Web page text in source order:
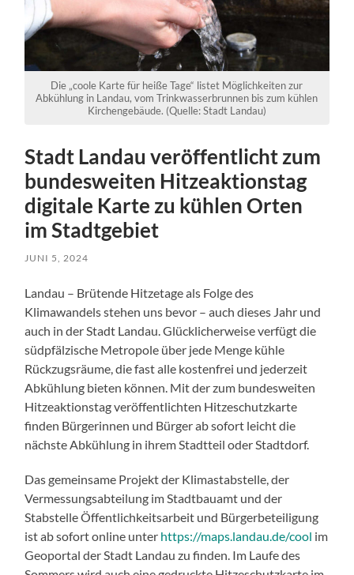
Die „coole Karte für heiße Tage“ listet Möglichkeiten zur
Abkühlung in Landau, vom Trinkwasserbrunnen bis zum kühlen
Kirchengebäude. (Quelle: Stadt Landau)
Stadt Landau veröffentlicht zum
bundesweiten Hitzeaktionstag
digitale Karte zu kühlen Orten
im Stadtgebiet
JUNI 5, 2024
Landau – Brütende Hitzetage als Folge des
Klimawandels stehen uns bevor – auch dieses Jahr und
auch in der Stadt Landau. Glücklicherweise verfügt die
südpfälzische Metropole über jede Menge kühle
Rückzugsräume, die fast alle kostenfrei und jederzeit
Abkühlung bieten können. Mit der zum bundesweiten
Hitzeaktionstag veröffentlichten Hitzeschutzkarte
finden Bürgerinnen und Bürger ab sofort leicht die
nächste Abkühlung in ihrem Stadtteil oder Stadtdorf.
Das gemeinsame Projekt der Klimastabstelle, der
Vermessungsabteilung im Stadtbauamt und der
Stabstelle Öffentlichkeitsarbeit und Bürgerbeteiligung
ist ab sofort online unter https://maps.landau.de/cool im
Geoportal der Stadt Landau zu finden. Im Laufe des